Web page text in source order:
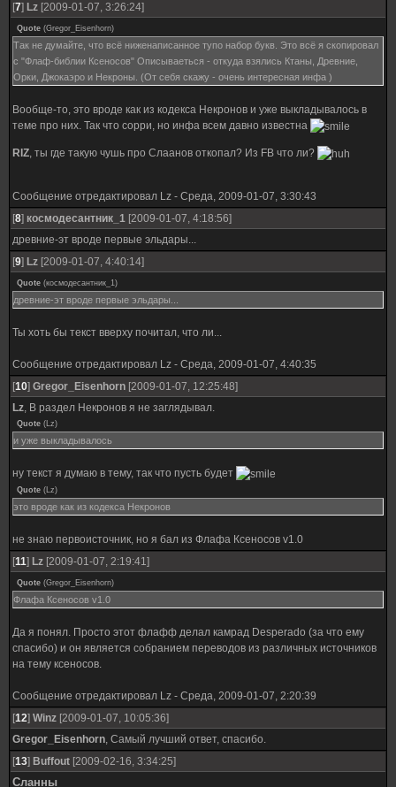
[7] Lz [2009-01-07, 3:26:24]
Quote (Gregor_Eisenhorn)
Так не думайте, что всё ниженаписанное тупо набор букв. Это всё я скопировал
с "Флаф-библии Ксеносов" Описываеться - откуда взялись Ктаны, Древние,
Орки, Джокаэро и Некроны. (От себя скажу - очень интересная инфа )
Вообще-то, это вроде как из кодекса Некронов и уже выкладывалось в
теме про них. Так что сорри, но инфа всем давно известна
RIZ, ты где такую чушь про Слаанов откопал? Из FB что ли?
Сообщение отредактировал Lz - Среда, 2009-01-07, 3:30:43
[8] космодесантник_1 [2009-01-07, 4:18:56]
древние-эт вроде первые эльдары...
[9] Lz [2009-01-07, 4:40:14]
Quote (космодесантник_1)
древние-эт вроде первые эльдары...
Ты хоть бы текст вверху почитал, что ли...
Сообщение отредактировал Lz - Среда, 2009-01-07, 4:40:35
[10] Gregor_Eisenhorn [2009-01-07, 12:25:48]
Lz, В раздел Некронов я не заглядывал.
Quote (Lz)
и уже выкладывалось
ну текст я думаю в тему, так что пусть будет
Quote ( Lz)
это вроде как из кодекса Некронов
не знаю первоисточник, но я бал из Флафа Ксеносов v1.0
[11] Lz [2009-01-07, 2:19:41]
Quote (Gregor_Eisenhorn)
Флафа Ксеносов v1.0
Да я понял. Просто этот флафф делал камрад Desperado (за что ему
спасибо) и он является собранием переводов из различных источников
на тему ксеносов.
Сообщение отредактировал Lz - Среда, 2009-01-07, 2:20:39
[12] Winz [2009-01-07, 10:05:36]
Gregor_Eisenhorn, Самый лучший ответ, спасибо.
[13] Buffout [2009-02-16, 3:34:25]
Сланны